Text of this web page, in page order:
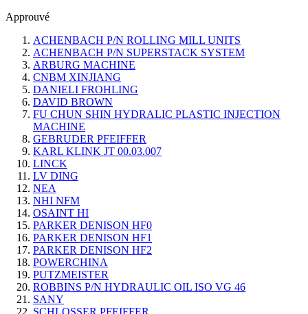
Approuvé
ACHENBACH P/N ROLLING MILL UNITS
ACHENBACH P/N SUPERSTACK SYSTEM
ARBURG MACHINE
CNBM XINJIANG
DANIELI FROHLING
DAVID BROWN
FU CHUN SHIN HYDRALIC PLASTIC INJECTION
MACHINE
GEBRUDER PFEIFFER
KARL KLINK JT 00.03.007
LINCK
LV DING
NEA
NHI NFM
OSAINT HI
PARKER DENISON HF0
PARKER DENISON HF1
PARKER DENISON HF2
POWERCHINA
PUTZMEISTER
ROBBINS P/N HYDRAULIC OIL ISO VG 46
SANY
SCHLOSSER PFEIFFER